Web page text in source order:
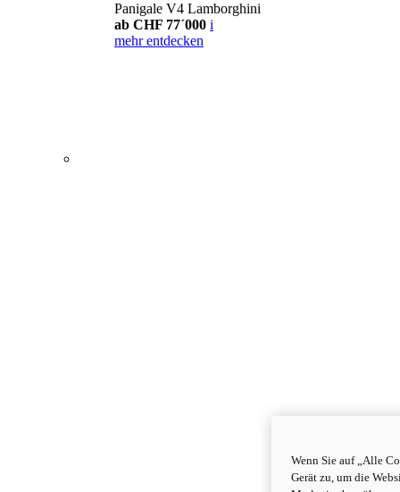
Panigale V4 Lamborghini
ab CHF 77´000 i
mehr entdecken
Wenn Sie auf „Alle
Gerät zu, um die